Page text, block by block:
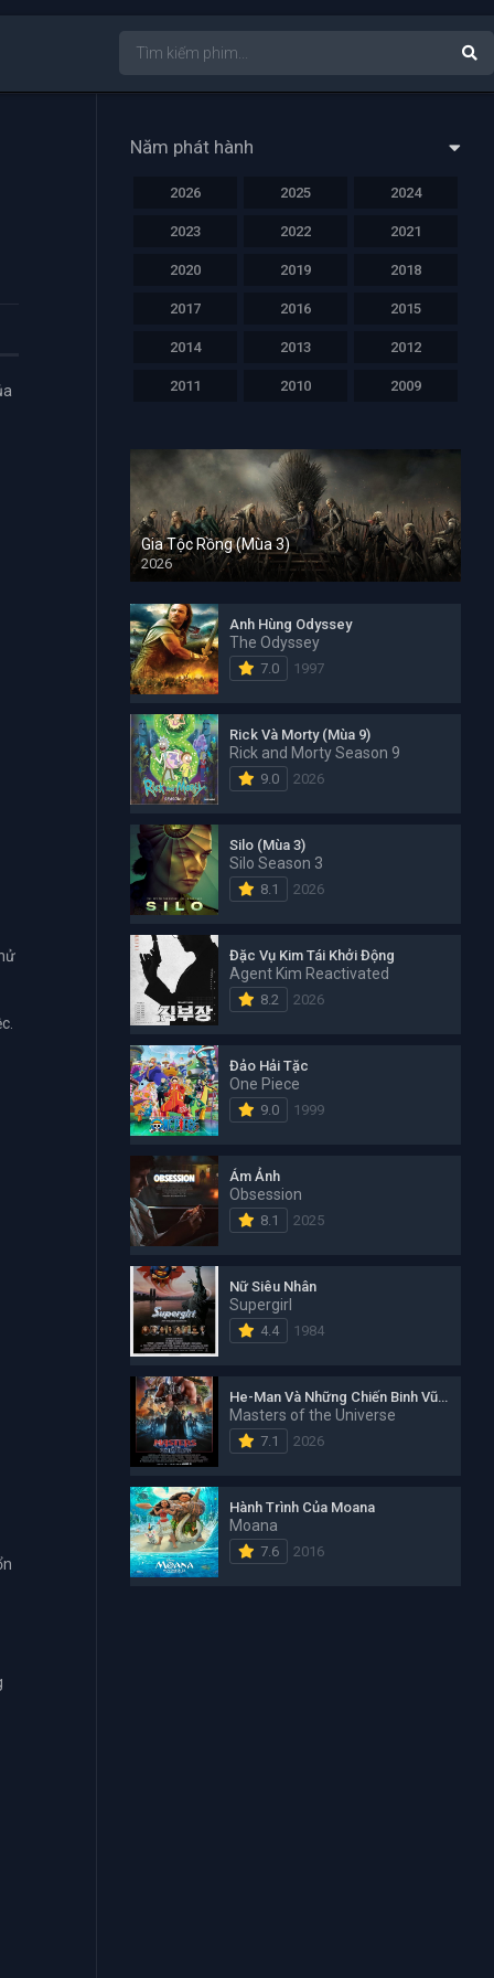
Năm phát hành
2026 2025 2024
2023 2022 2021
2020 2019 2018
2017 2016 2015
2014 2013 2012
2011 2010 2009
Gia Tộc Rồng (Mùa 3)
2026
Anh Hùng Odyssey
The Odyssey
7.0 1997
Rick Và Morty (Mùa 9)
Rick and Morty Season 9
9.0 2026
Silo (Mùa 3)
Silo Season 3
8.1 2026
Đặc Vụ Kim Tái Khởi Động
Agent Kim Reactivated
8.2 2026
Đảo Hải Tặc
One Piece
9.0 1999
Ám Ảnh
Obsession
8.1 2025
Nữ Siêu Nhân
Supergirl
4.4 1984
He-Man Và Những Chiến Binh Vũ Trụ
Masters of the Universe
7.1 2026
Hành Trình Của Moana
Moana
7.6 2016